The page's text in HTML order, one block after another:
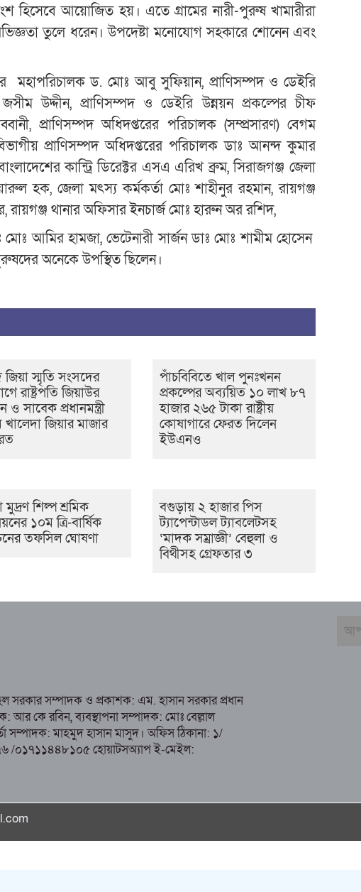
হিসেবে আয়োজিত হয়। এতে গ্রামের নারী-পুরুষ খামারীরা
তুলে ধরেন। উপদেষ্টা মনোযোগ সহকারে শোনেন এবং
মহাপরিচালক ড. মোঃ আবু সুফিয়ান, প্রাণিসম্পদ ও ডেইরি
উদ্দীন, প্রাণিসম্পদ ও ডেইরি উন্নয়ন প্রকল্পের চীফ
প্রাণিসম্পদ অধিদপ্তরের পরিচালক (সম্প্রসারণ) বেগম
প্রাণিসম্পদ অধিদপ্তরের পরিচালক ডাঃ আনন্দ কুমার
কান্ট্রি ডিরেক্টর এসএ এরিখ ব্রুম, সিরাজগঞ্জ জেলা
হক, জেলা মৎস্য কর্মকর্তা মোঃ শাহীনুর রহমান, রায়গঞ্জ
রায়গঞ্জ থানার অফিসার ইনচার্জ মোঃ হারুন অর রশিদ,
আমির হামজা, ভেটেনারী সার্জন ডাঃ মোঃ শামীম হোসেন
অনেকে উপস্থিত ছিলেন।
জিয়া স্মৃতি সংসদের
রাষ্ট্রপতি জিয়াউর
ও সাবেক প্রধানমন্ত্রী
জিয়ার মাজার
পাঁচবিবিতে খাল পুনঃখনন
প্রকল্পের অব্যয়িত ১০ লাখ ৮৭
হাজার ২৬৫ টাকা রাষ্ট্রীয়
কোষাগারে ফেরত দিলেন
ইউএনও
শিল্প শ্রমিক
১০ম ত্রি-বার্ষিক
তফসিল ঘোষণা
বগুড়ায় ২ হাজার পিস
ট্যাপেন্টাডল ট্যাবলেটসহ
‘মাদক সম্রাজ্ঞী’ বেহুলা ও
বিথীসহ গ্রেফতার ৩
সরকার সম্পাদক ও প্রকাশক: এম. হাসান সরকার প্রধান
কে রবিন, ব্যবস্থাপনা সম্পাদক: মোঃ বেল্লাল
সম্পাদক: মাহমুদ হাসান মাসুদ। অফিস ঠিকানা: ১/
/০১৭১১৪৪৮১০৫ হোয়াটসঅ্যাপ ই-মেইল: